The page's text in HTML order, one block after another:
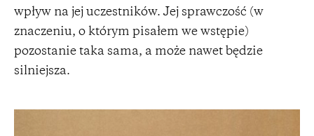
wpływ na jej uczestników. Jej sprawczość (w
znaczeniu, o którym pisałem we wstępie)
pozostanie taka sama, a może nawet będzie
silniejsza.